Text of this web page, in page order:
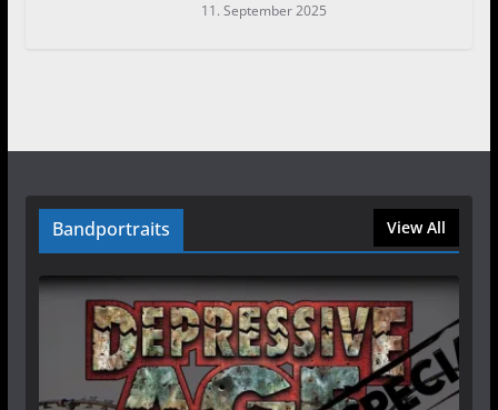
11. September 2025
Bandportraits View All